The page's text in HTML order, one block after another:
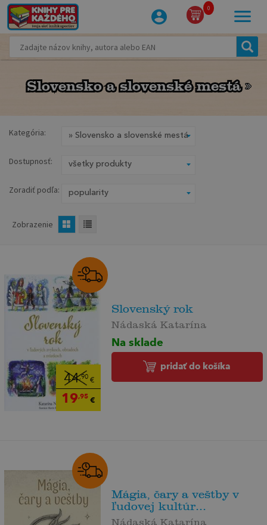
0
Slovensko a slovenské mestá
Slovensko a slovenské mestá
Kategória:
Dostupnosť:
Zoradiť podľa:
Zobrazenie
44,90€
19,95€
Slovenský rok
Nádaská Katarína
Na sklade
pridať do košíka
Mágia, čary a veštby v
ľudovej kultúr...
Nádaská Katarína